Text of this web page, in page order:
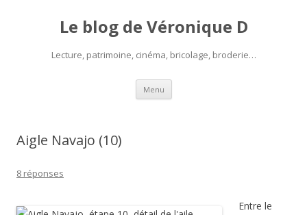
Le blog de Véronique D
Lecture, patrimoine, cinéma, bricolage, broderie…
Menu Aller
contenu
Aigle Navajo (10)
8 réponses
Entre le